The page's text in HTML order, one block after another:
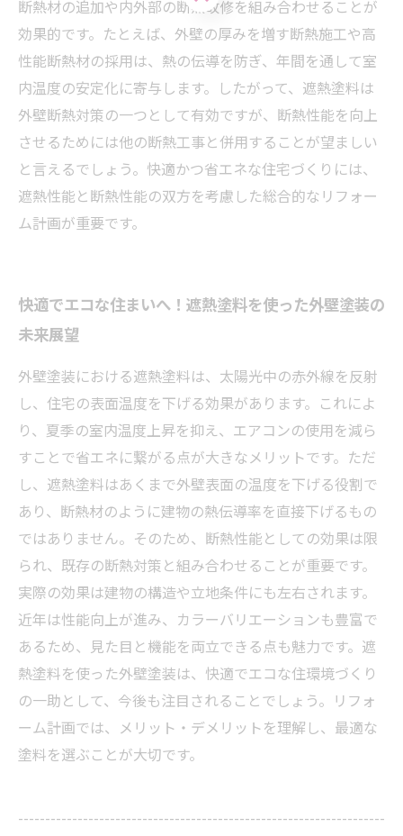
断熱材の追加や内外部の断熱改修を組み合わせることが
効果的です。たとえば、外壁の厚みを増す断熱施工や高
性能断熱材の採用は、熱の伝導を防ぎ、年間を通して室
内温度の安定化に寄与します。したがって、遮熱塗料は
外壁断熱対策の一つとして有効ですが、断熱性能を向上
させるためには他の断熱工事と併用することが望ましい
と言えるでしょう。快適かつ省エネな住宅づくりには、
遮熱性能と断熱性能の双方を考慮した総合的なリフォー
ム計画が重要です。
快適でエコな住まいへ！遮熱塗料を使った外壁塗装の
未来展望
外壁塗装における遮熱塗料は、太陽光中の赤外線を反射
し、住宅の表面温度を下げる効果があります。これによ
り、夏季の室内温度上昇を抑え、エアコンの使用を減ら
すことで省エネに繋がる点が大きなメリットです。ただ
し、遮熱塗料はあくまで外壁表面の温度を下げる役割で
あり、断熱材のように建物の熱伝導率を直接下げるもの
ではありません。そのため、断熱性能としての効果は限
られ、既存の断熱対策と組み合わせることが重要です。
実際の効果は建物の構造や立地条件にも左右されます。
近年は性能向上が進み、カラーバリエーションも豊富で
あるため、見た目と機能を両立できる点も魅力です。遮
熱塗料を使った外壁塗装は、快適でエコな住環境づくり
の一助として、今後も注目されることでしょう。リフォ
ーム計画では、メリット・デメリットを理解し、最適な
塗料を選ぶことが大切です。
--------------------------------------------------------------------